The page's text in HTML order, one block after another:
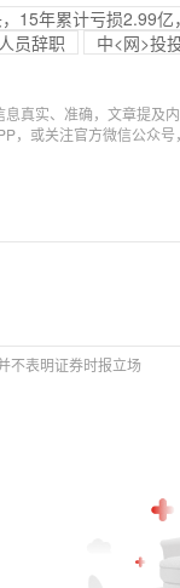
15年累计亏损2.99
员辞职
中<网>投
息真实、准确，文章提及
，或关注官方微信公众
不表明证券时报立场